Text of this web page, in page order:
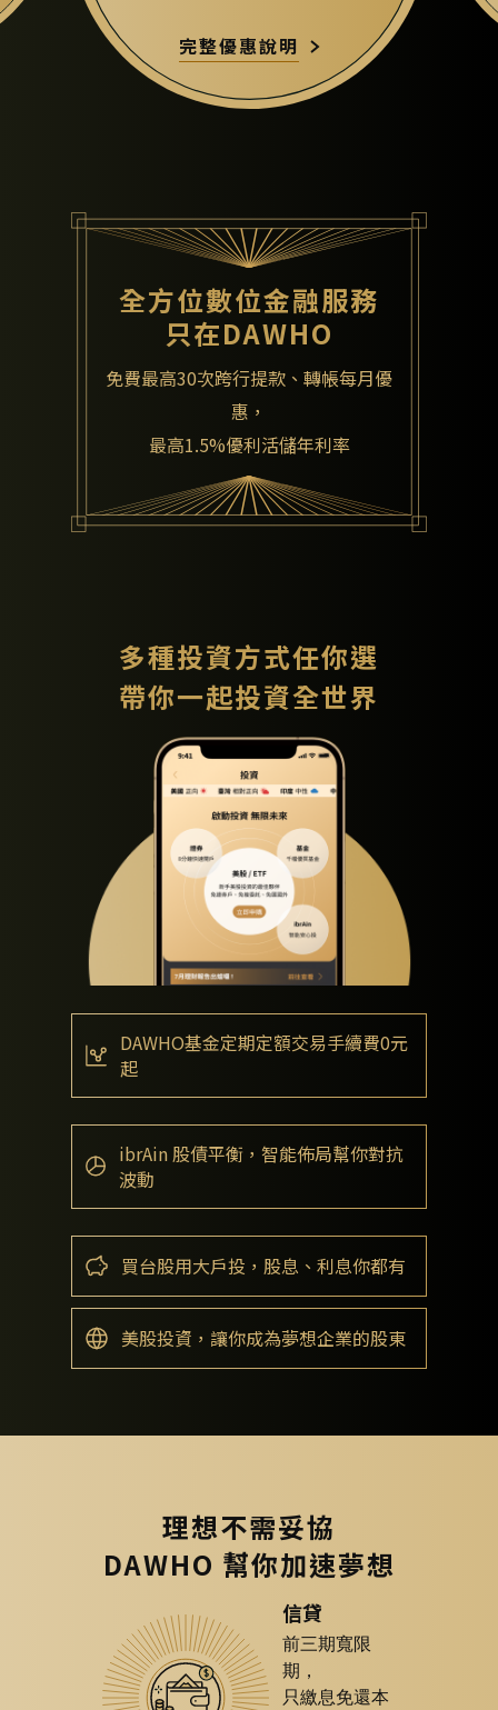
完整優惠說明
全方位數位金融服務
只在DAWHO
免費最高30次跨行提款、轉帳每月優
惠，
最高1.5%優利活儲年利率
多種投資方式任你選
帶你一起投資全世界
DAWHO基金定期定額交易手續費0元
起
ibrAin 股債平衡，智能佈局幫你對抗
波動
買台股用大戶投，股息、利息你都有
美股投資，讓你成為夢想企業的股東
理想不需妥協
DAWHO 幫你加速夢想
信貸
前三期寬限
期，
只繳息免還本